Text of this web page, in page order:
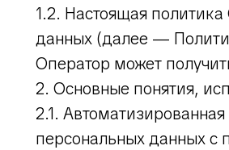
1.2. Настоящая
данных (далее —
Оператор может
2. Основные понятия,
2.1.
персональных данных с